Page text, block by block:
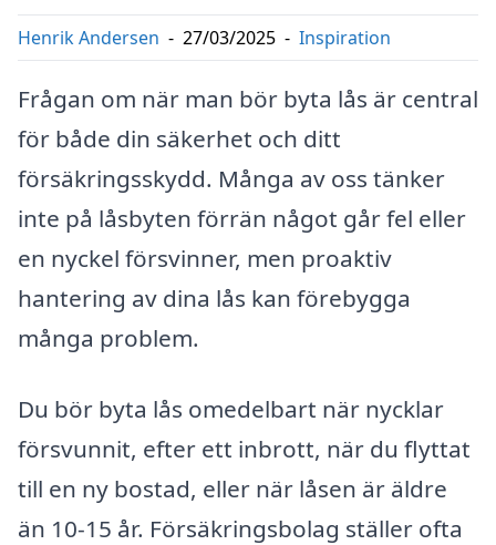
Henrik Andersen - 27/03/2025 - Inspiration
Frågan om när man bör byta lås är central
för både din säkerhet och ditt
försäkringsskydd. Många av oss tänker
inte på låsbyten förrän något går fel eller
en nyckel försvinner, men proaktiv
hantering av dina lås kan förebygga
många problem.
Du bör byta lås omedelbart när nycklar
försvunnit, efter ett inbrott, när du flyttat
till en ny bostad, eller när låsen är äldre
än 10-15 år. Försäkringsbolag ställer ofta